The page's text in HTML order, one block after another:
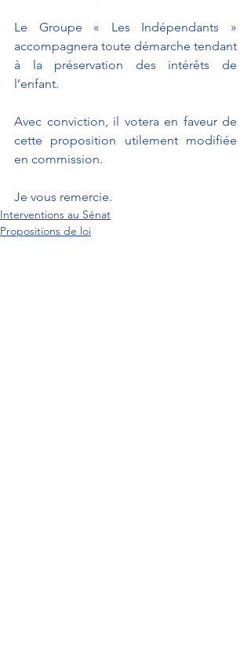
Le Groupe « Les Indépendants »
accompagnera toute démarche tendant
à la préservation des intérêts de
l’enfant.
Avec conviction, il votera en faveur de
cette proposition utilement modifiée
en commission.
Je vous remercie.
Interventions au Sénat
Propositions de loi